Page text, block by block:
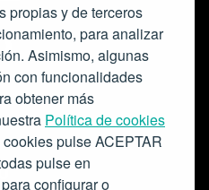
propias y de terceros
para analizar
Asimismo, algunas
con funcionalidades
obtener más
Política de cookies
pulse ACEPTAR
pulse en
configurar o